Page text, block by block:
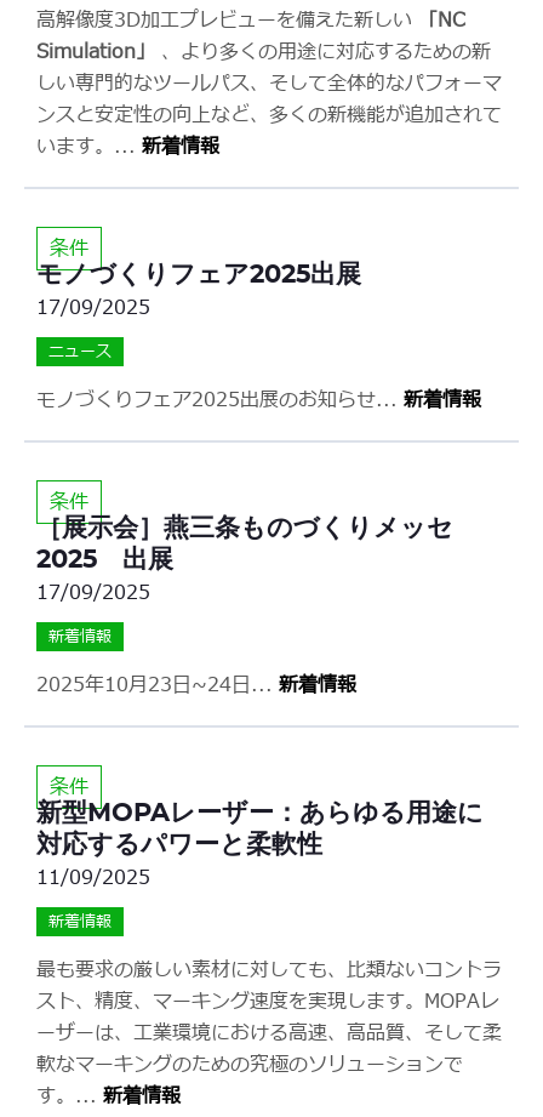
高解像度3D加工プレビューを備えた新しい
「NC
Simulation」
、より多くの用途に対応するための新
しい専門的なツールパス、そして全体的なパフォーマ
ンスと安定性の向上など、多くの新機能が追加されて
います。 ... 新着情報
条件
モノづくりフェア2025出展
17/09/2025
ニュース
モノづくりフェア2025出展のお知らせ... 新着情報
条件
［展示会］燕三条ものづくりメッセ
2025 出展
17/09/2025
新着情報
2025年10月23日~24日... 新着情報
条件
新型MOPAレーザー：あらゆる用途に
対応するパワーと柔軟性
11/09/2025
新着情報
最も要求の厳しい素材に対しても、比類ないコントラ
スト、精度、マーキング速度を実現します。MOPAレ
ーザーは、工業環境における高速、高品質、そして柔
軟なマーキングのための究極のソリューションで
す。 ... 新着情報